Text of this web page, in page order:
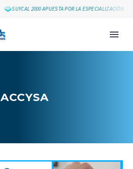
SUYCAL 2000 APUESTA POR LA ESPECIALIZACIÓN
ACCYSA